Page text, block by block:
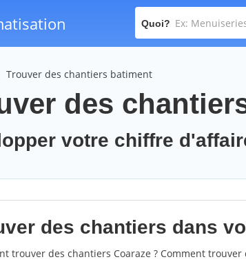
Quoi?
Trouver des chantiers batiment
des
votre chiffre
des chantiers dans
trouver des chantiers Coaraze ? Comment